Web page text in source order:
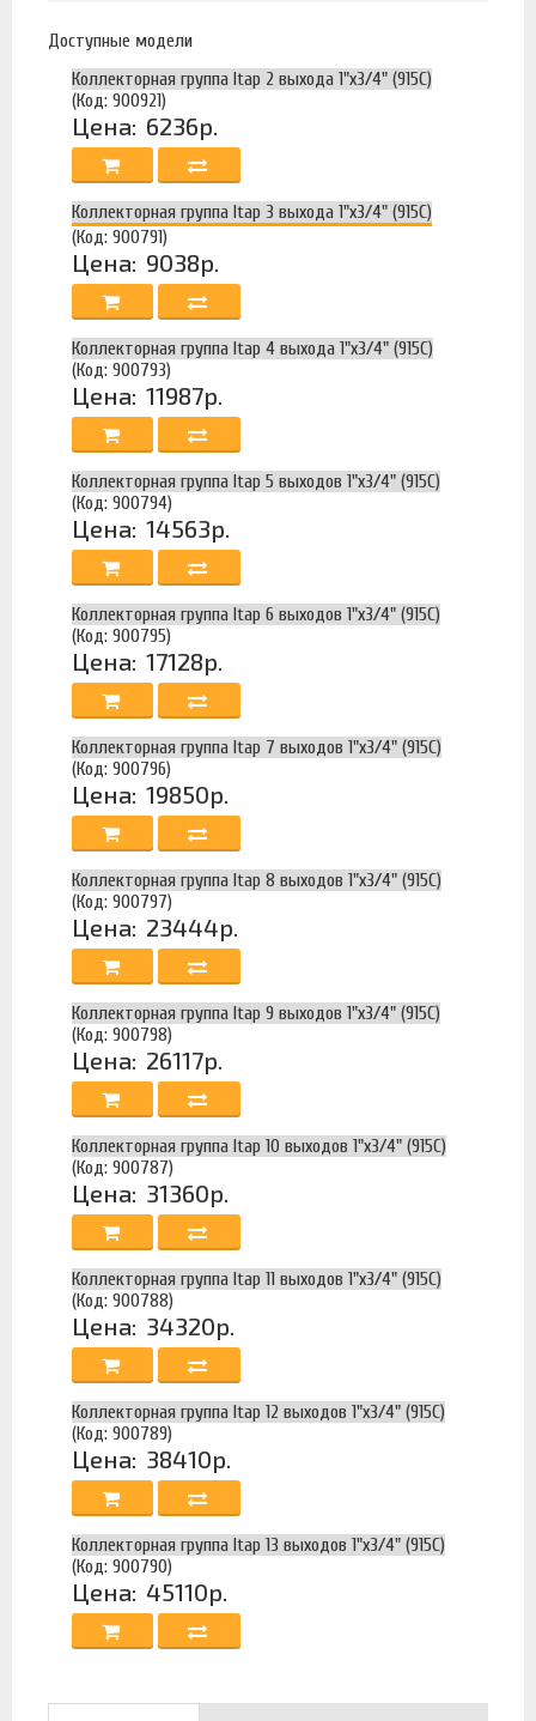
Доступные модели
Коллекторная группа Itap 2 выхода 1"х3/4" (915C)
(Код: 900921)
Цена: 6236р.
Коллекторная группа Itap 3 выхода 1"х3/4" (915C)
(Код: 900791)
Цена: 9038р.
Коллекторная группа Itap 4 выхода 1"х3/4" (915C)
(Код: 900793)
Цена: 11987р.
Коллекторная группа Itap 5 выходов 1"х3/4" (915C)
(Код: 900794)
Цена: 14563р.
Коллекторная группа Itap 6 выходов 1"х3/4" (915C)
(Код: 900795)
Цена: 17128р.
Коллекторная группа Itap 7 выходов 1"х3/4" (915C)
(Код: 900796)
Цена: 19850р.
Коллекторная группа Itap 8 выходов 1"х3/4" (915C)
(Код: 900797)
Цена: 23444р.
Коллекторная группа Itap 9 выходов 1"х3/4" (915C)
(Код: 900798)
Цена: 26117р.
Коллекторная группа Itap 10 выходов 1"х3/4" (915C)
(Код: 900787)
Цена: 31360р.
Коллекторная группа Itap 11 выходов 1"х3/4" (915C)
(Код: 900788)
Цена: 34320р.
Коллекторная группа Itap 12 выходов 1"х3/4" (915C)
(Код: 900789)
Цена: 38410р.
Коллекторная группа Itap 13 выходов 1"х3/4" (915C)
(Код: 900790)
Цена: 45110р.